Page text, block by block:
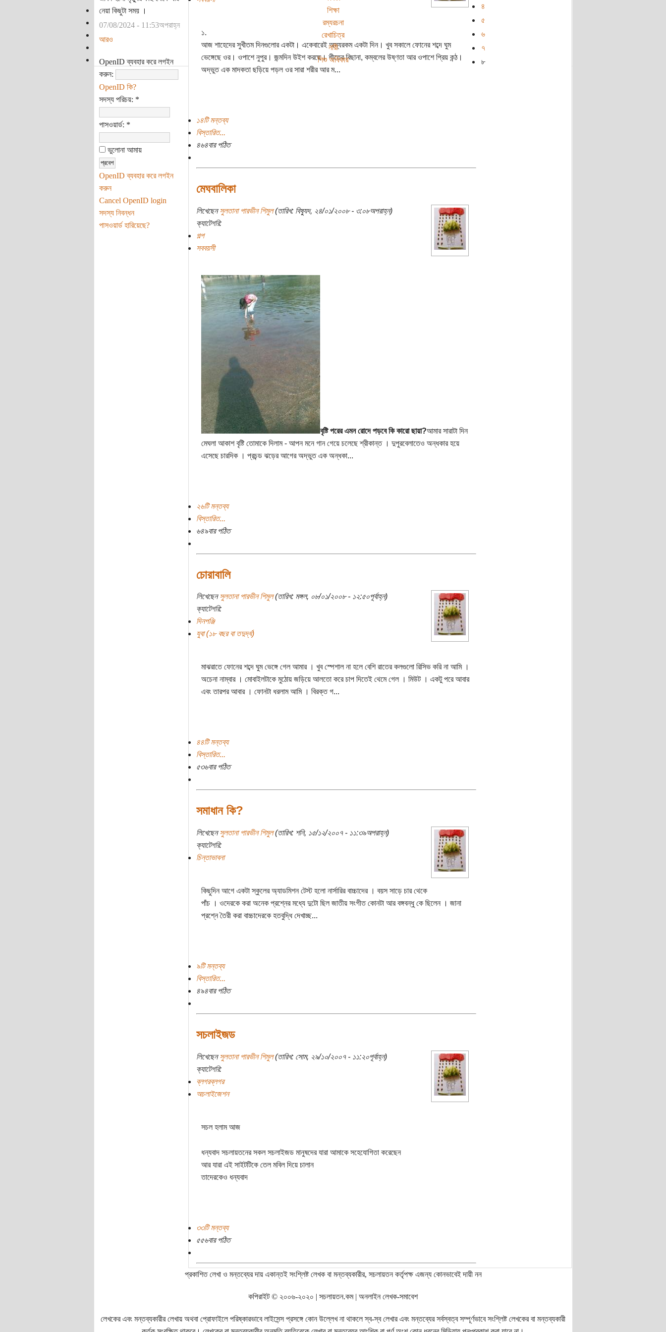
শিক্ষা
রম্যরচনা
রেখাচিত্র
নারী
শিশু অধিকার
নেয়া কিছুটা সময় ।
07/08/2024 - 11:53অপরাহ্ন
আরও
OpenID ব্যবহার করে লগইন
করুন:
OpenID কি?
সদস্য পরিচয়: *
পাসওয়ার্ড: *
ভুলোনা আমায়
OpenID ব্যবহার করে লগইন
করুন
Cancel OpenID login
সদস্য নিবন্ধন
পাসওয়ার্ড হারিয়েছে?
১.
আজ শাহেদের সুখীতম দিনগুলোর একটা। একেবারেই অন্যরকম একটা দিন। খুব সকালে ফোনের শব্দে ঘুম
ভেঙ্গেছে ওর। ওপাশে নুপুর। জন্মদিন উইশ করছে। শীতের বিছানা, কম্বলের উষ্ণতা আর ওপাশে প্রিয় কন্ঠ।
অদ্ভুত এক মাদকতা ছড়িয়ে পড়ল ওর সারা শরীর আর ম...
১৪টি মন্তব্য
বিস্তারিত...
৪৬৪বার পঠিত
মেঘবালিকা
লিখেছেনসুলতানা পারভীন শিমুল(তারিখ: বিষ্যুদ, ২৪/০১/২০০৮ - ৩:০৮অপরাহ্ন)
ক্যাটেগরি:
গল্প
সববয়সী
বৃষ্টি পরের এমন রোদে পড়বে কি কারো ছায়া?আমার সারাটা দিন
মেঘলা আকাশ বৃষ্টি তোমাকে দিলাম - আপন মনে গান গেয়ে চলেছে শ্রীকান্ত । দুপুরবেলাতেও অন্ধকার হয়ে
এসেছে চারদিক । প্রচন্ড ঝড়ের আগের অদ্ভুত এক অন্ধকা...
২৬টি মন্তব্য
বিস্তারিত...
৬৪৯বার পঠিত
চোরাবালি
লিখেছেনসুলতানা পারভীন শিমুল(তারিখ: মঙ্গল, ০৮/০১/২০০৮ - ১২:৫০পূর্বাহ্ন)
ক্যাটেগরি:
দিনপঞ্জি
যুবা (১৮ বছর বা তদুর্দ্ধ)
মাঝরাতে ফোনের শব্দে ঘুম ভেঙ্গে গেল আমার । খুব স্পেশাল না হলে বেশি রাতের কলগুলো রিসিভ করি না আমি ।
অচেনা নাম্বার । মোবাইলটাকে মুঠোয় জড়িয়ে আলতো করে চাপ দিতেই থেমে গেল । মিউট । একটু পরে আবার
এবং তারপর আবার । ফোনটা ধরলাম আমি । বিরক্ত গ...
৪৪টি মন্তব্য
বিস্তারিত...
৫৩৬বার পঠিত
সমাধান কি?
লিখেছেনসুলতানা পারভীন শিমুল(তারিখ: শনি, ১৫/১২/২০০৭ - ১১:৩৯অপরাহ্ন)
ক্যাটেগরি:
চিন্তাভাবনা
কিছুদিন আগে একটা স্কুলের অ্যাডমিশন টেস্ট হলো নার্সারির বাচ্চাদের । বয়স সাড়ে চার থেকে
পাঁচ । ওদেরকে করা অনেক প্রশ্নের মধ্যে দুটো ছিল জাতীয় সংগীত কোনটা আর বঙ্গবন্ধু কে ছিলেন । জানা
প্রশ্নে তৈরী করা বাচ্চাদেরকে হতবুদ্ধি দেখাচ্ছ...
৯টি মন্তব্য
বিস্তারিত...
৪৯৪বার পঠিত
সচলাইজড
লিখেছেনসুলতানা পারভীন শিমুল(তারিখ: সোম, ২৯/১০/২০০৭ - ১১:২০পূর্বাহ্ন)
ক্যাটেগরি:
ব্লগরব্লগর
অচলাইজেশন
সচল হলাম আজ
ধন্যবাদ সচলায়তনের সকল সচলাইজড মানুষদের যারা আমাকে সহেযোগিতা করেছেন
আর যারা এই সাইটটিকে তেল মবিল দিয়ে চালান
তাদেরকেও ধন্যবাদ
৩৩টি মন্তব্য
৫৫৬বার পঠিত
৪
৫
৬
৭
৮
প্রকাশিত লেখা ও মন্তব্যের দায় একান্তই সংশ্লিষ্ট লেখক বা মন্তব্যকারীর, সচলায়তন কর্তৃপক্ষ এজন্য কোনভাবেই দায়ী নন
কপিরাইট © ২০০৬-২০২০ | সচলায়তন.কম | অনলাইন লেখক-সমাবেশ
লেখকের এবং মন্তব্যকারীর লেখায় অথবা প্রোফাইলে পরিষ্কারভাবে লাইসেন্স প্রসঙ্গে কোন উল্লেখ না থাকলে স্ব-স্ব লেখার এবং মন্তব্যের সর্বস্বত্ব সম্পূর্ণভাবে সংশ্লিষ্ট লেখকের বা মন্তব্যকারী